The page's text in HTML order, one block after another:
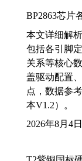
BP2863芯片
本文详细解
包括各引脚
关系等核心
盖驱动配置
点，数据参
本V1.2）。
2026年8月4日